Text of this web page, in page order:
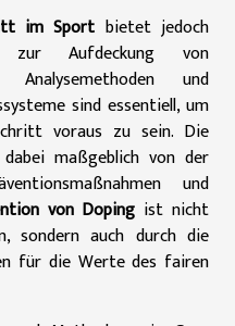
im Sport bietet jedoch
zur Aufdeckung von
Analysemethoden und
sind essentiell, um
voraus zu sein. Die
maßgeblich von der
und
von Doping ist nicht
sondern auch durch die
für die Werte des fairen